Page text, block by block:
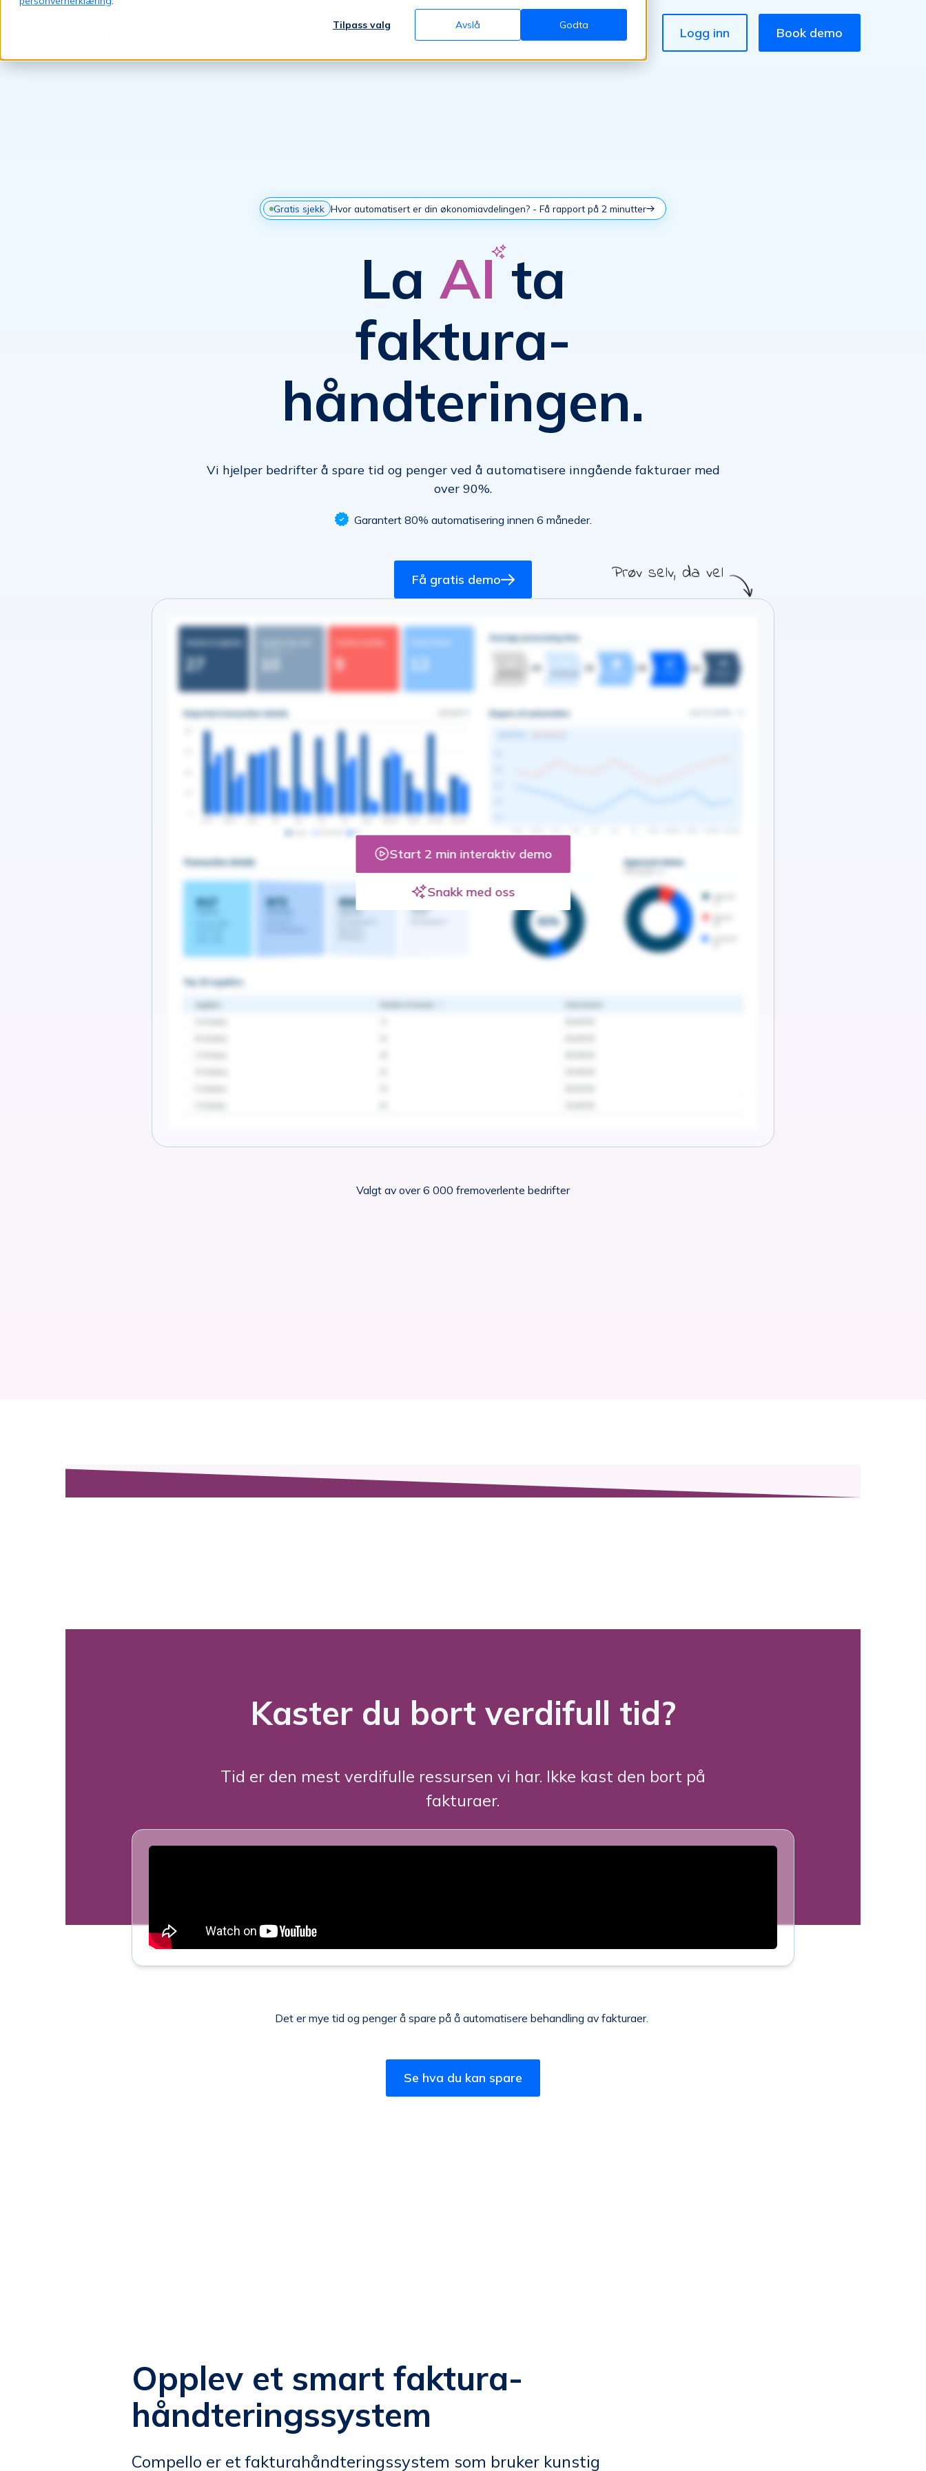
Tilpass valg
Godta
Avslå
Priser
Om
Ressurser Norsk Logg inn Book demo
Gratis sjekk Hvor automatisert er din økonomiavdelingen? - Få rapport på 2 minutter
La AI ta
faktura­­­
håndteringen.
Vi hjelper bedrifter å spare tid og penger ved å automatisereinngående fakturaer med
over 90%.
Garantert80% automatisering innen6 måneder.
Få gratis demo Prøv selv, da vel
Start 2 min interaktiv demo
Snakk med oss
Valgt av over 6 000 fremoverlente bedrifter
Kaster du bort verdifull tid?
Tid er den mest verdifulle ressursen vi har. Ikke kast den bort på
fakturaer.
Det er mye tid og penger å spare på å automatisere behandling av fakturaer.
Se hva du kan spare
Opplev et smart faktura­­
håndterings­­system
Compello er et faktura­­håndterings­­system som bruker kunstig